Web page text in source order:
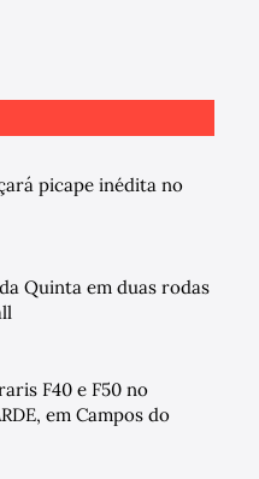
picape inédita no
Quinta em duas rodas
F40 e F50 no
em Campos do